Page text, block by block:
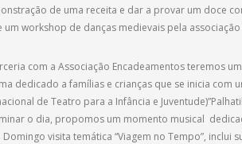
de uma receita e dar a provar um doce
um workshop de danças medievais pela
com a Associação Encadeamentos teremos
dedicado a famílias e crianças que se inicia com
de Teatro para a Infância e
o dia, propomos um momento musical
visita temática “Viagem no Tempo”,